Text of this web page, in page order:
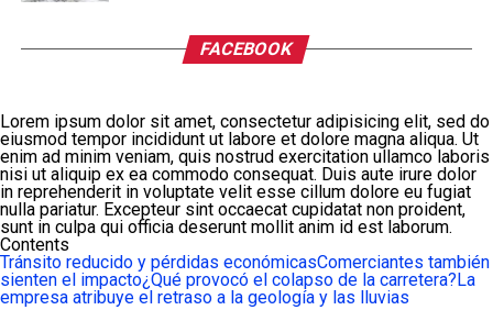
FACEBOOK
Lorem ipsum dolor sit amet, consectetur adipisicing elit, sed do
eiusmod tempor incididunt ut labore et dolore magna aliqua. Ut
enim ad minim veniam, quis nostrud exercitation ullamco laboris
nisi ut aliquip ex ea commodo consequat. Duis aute irure dolor
in reprehenderit in voluptate velit esse cillum dolore eu fugiat
nulla pariatur. Excepteur sint occaecat cupidatat non proident,
sunt in culpa qui officia deserunt mollit anim id est laborum.
Contents
Tránsito reducido y pérdidas económicasComerciantes también
sienten el impacto¿Qué provocó el colapso de la carretera? La
empresa atribuye el retraso a la geología y las lluvias